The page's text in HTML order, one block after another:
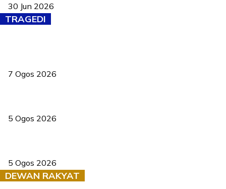
30 Jun 2026
TRAGEDI
7 Ogos 2026
5 Ogos 2026
5 Ogos 2026
DEWAN RAKYAT